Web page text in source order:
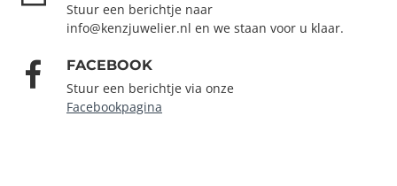
Stuur een berichtje naar
info@kenzjuwelier.nl en we staan voor u klaar.
FACEBOOK
Stuur een berichtje via onze
Facebookpagina